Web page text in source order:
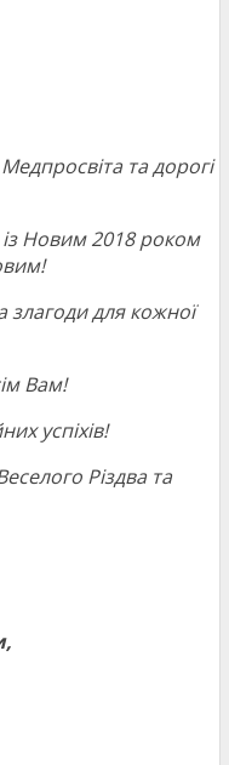
та дорогі
із Новим 2018 роком
злагоди для кожної
Вам!
успіхів!
Різдва та